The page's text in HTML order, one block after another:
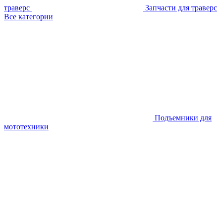
траверс
Запчасти для траверс
Все категории
Подъемники для
мототехники